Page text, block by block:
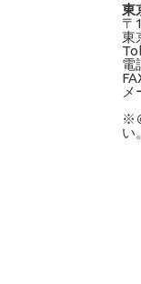
東
〒
東
電
※
い。